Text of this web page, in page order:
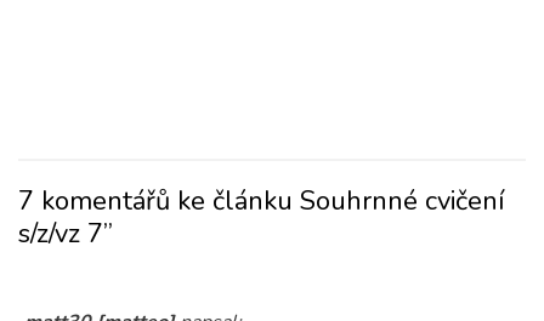
7 komentářů ke článku Souhrnné cvičení
s/z/vz 7”